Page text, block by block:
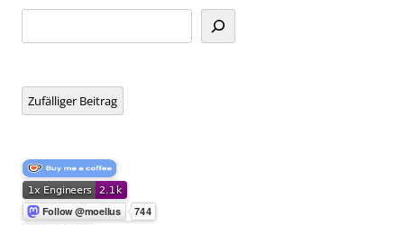
Zufälliger Beitrag